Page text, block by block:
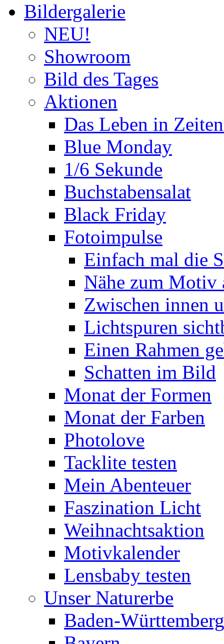
Bildergalerie
NEU!
Showroom
Bild des Tages
Aktionen
Das Leben in
Blue Monday
1/6 Sekunde
Buchstabensalat
Black Friday
Fotoimpulse
Einfach mal die
Nähe zum Motiv
Zwischen innen
Lichtspuren
Einen Rahmen
Schatten im Bild
Monat der Formen
Monat der Farben
Photolove
Tacklite testen
Mein Abenteuer
Faszination Licht
Weihnachtsaktion
Motivkalender
Lensbaby testen
Unser Naturerbe
Baden-Württemberg